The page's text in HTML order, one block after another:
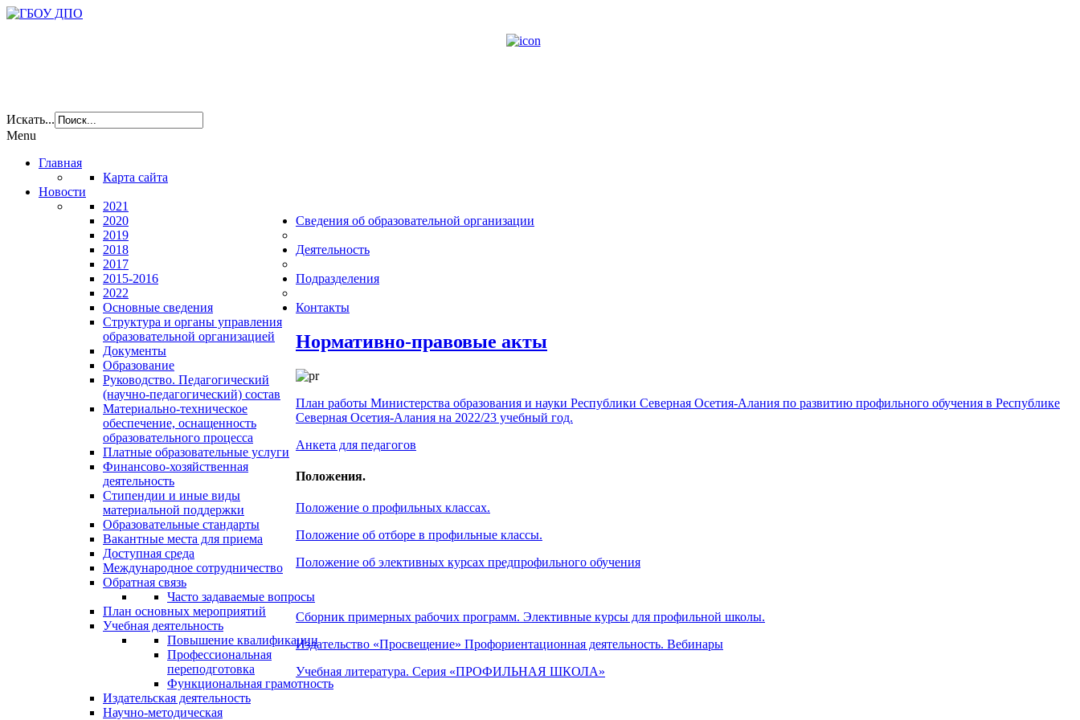
Искать...
Menu
Главная
Карта сайта
Новости
2021
2020
2019
2018
2017
2015-2016
2022
Сведения об образовательной организации
Основные сведения
Структура и органы управления
образовательной организацией
Документы
Образование
Руководство. Педагогический
(научно-педагогический) состав
Материально-техническое
обеспечение, оснащенность
образовательного процесса
Платные образовательные услуги
Финансово-хозяйственная
деятельность
Стипендии и иные виды
материальной поддержки
Образовательные стандарты
Вакантные места для приема
Доступная среда
Международное сотрудничество
Обратная связь
Часто задаваемые вопросы
Деятельность
План основных мероприятий
Учебная деятельность
Повышение квалификации
Профессиональная
переподготовка
Функциональная грамотность
Издательская деятельность
Научно-методическая
Подразделения
Контакты
Нормативно-правовые акты
План работы Министерства образования и науки Республики Северная Осетия-Алания по развитию профильного обучения в Республике
Северная Осетия-Алания на 2022/23 учебный год.
Анкета для педагогов
Положения.
Положение о профильных классах.
Положение об отборе в профильные классы.
Положение об элективных курсах предпрофильного обучения
Сборник примерных рабочих программ. Элективные курсы для профильной школы.
Издательство «Просвещение» Профориентационная деятельность. Вебинары
Учебная литература. Серия «ПРОФИЛЬНАЯ ШКОЛА»